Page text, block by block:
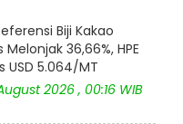
Biji Kakao
36,66%, HPE
USD 5.064/MT
2026 , 00:16 WIB